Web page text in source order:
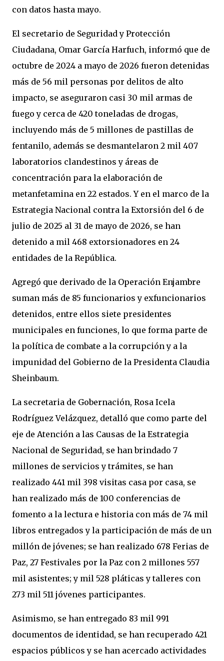
con datos hasta mayo.
El secretario de Seguridad y Protección
Ciudadana, Omar García Harfuch, informó que de
octubre de 2024 a mayo de 2026 fueron detenidas
más de 56 mil personas por delitos de alto
impacto, se aseguraron casi 30 mil armas de
fuego y cerca de 420 toneladas de drogas,
incluyendo más de 5 millones de pastillas de
fentanilo, además se desmantelaron 2 mil 407
laboratorios clandestinos y áreas de
concentración para la elaboración de
metanfetamina en 22 estados. Y en el marco de la
Estrategia Nacional contra la Extorsión del 6 de
julio de 2025 al 31 de mayo de 2026, se han
detenido a mil 468 extorsionadores en 24
entidades de la República.
Agregó que derivado de la Operación Enjambre
suman más de 85 funcionarios y exfuncionarios
detenidos, entre ellos siete presidentes
municipales en funciones, lo que forma parte de
la política de combate a la corrupción y a la
impunidad del Gobierno de la Presidenta Claudia
Sheinbaum.
La secretaria de Gobernación, Rosa Icela
Rodríguez Velázquez, detalló que como parte del
eje de Atención a las Causas de la Estrategia
Nacional de Seguridad, se han brindado 7
millones de servicios y trámites, se han
realizado 441 mil 398 visitas casa por casa, se
han realizado más de 100 conferencias de
fomento a la lectura e historia con más de 74 mil
libros entregados y la participación de más de un
millón de jóvenes; se han realizado 678 Ferias de
Paz, 27 Festivales por la Paz con 2 millones 557
mil asistentes; y mil 528 pláticas y talleres con
273 mil 511 jóvenes participantes.
Asimismo, se han entregado 83 mil 991
documentos de identidad, se han recuperado 421
espacios públicos y se han acercado actividades